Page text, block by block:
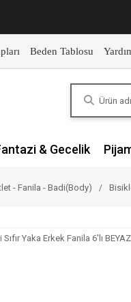
Beden Tablosu
& Gecelik
- Fanila - Badi(Body)